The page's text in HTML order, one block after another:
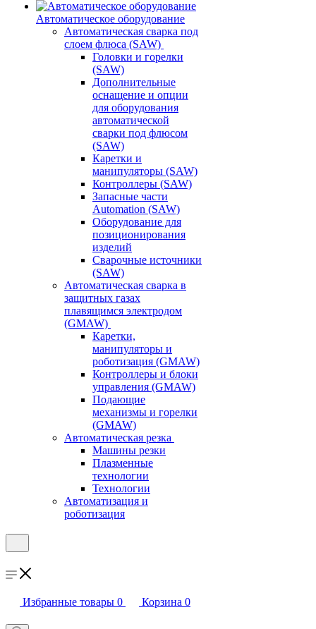
Автоматическое оборудование
Автоматическая сварка под
слоем флюса (SAW)
Головки и горелки
(SAW)
Дополнительные
оснащение и опции
для оборудования
автоматической
сварки под флюсом
(SAW)
Каретки и
манипуляторы (SAW)
Контроллеры (SAW)
Запасные части
Automation (SAW)
Оборудование для
позиционирования
изделий
Сварочные источники
(SAW)
Автоматическая сварка в
защитных газах
плавящимся электродом
(GMAW)
Каретки,
манипуляторы и
роботизация (GMAW)
Контроллеры и блоки
управления (GMAW)
Подающие
механизмы и горелки
(GMAW)
Автоматическая резка
Машины резки
Плазменные
технологии
Технологии
Автоматизация и
роботизация
Избранные товары 0 Корзина 0